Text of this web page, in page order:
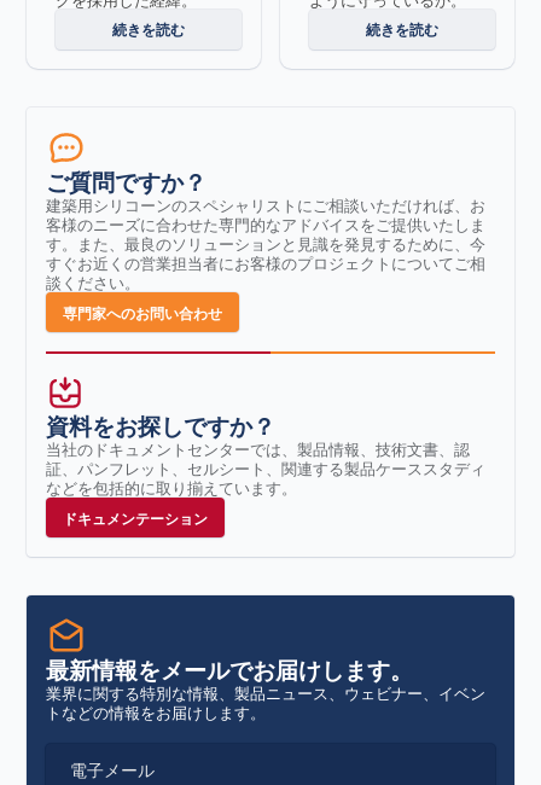
続きを読む 続きを読む
ご質問ですか？
建築用シリコーンのスペシャリストにご相談いただければ、お
客様のニーズに合わせた専門的なアドバイスをご提供いたしま
す。また、最良のソリューションと見識を発見するために、今
すぐお近くの営業担当者にお客様のプロジェクトについてご相
談ください。
専門家へのお問い合わせ
資料をお探しですか？
当社のドキュメントセンターでは、製品情報、技術文書、認
証、パンフレット、セルシート、関連する製品ケーススタディ
などを包括的に取り揃えています。
ドキュメンテーション
最新情報をメールでお届けします。
業界に関する特別な情報、製品ニュース、ウェビナー、イベン
トなどの情報をお届けします。
電子メール